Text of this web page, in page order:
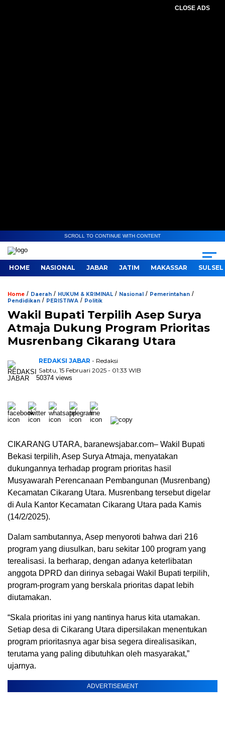
CLOSE ADS
SCROLL TO CONTINUE WITH CONTENT
HOME NASIONAL JABAR JATIM MAKASSAR SULSEL
Home / Daerah / HUKUM & KRIMINAL / Nasional / Pemerintahan /
Pendidikan / PERISTIWA / Politik
Wakil Bupati Terpilih Asep Surya
Atmaja Dukung Program Prioritas
Musrenbang Cikarang Utara
REDAKSI JABAR - Redaksi
Sabtu, 15 Februari 2025 - 01:33 WIB
50374 views
CIKARANG UTARA, baranewsjabar.com– Wakil Bupati
Bekasi terpilih, Asep Surya Atmaja, menyatakan
dukungannya terhadap program prioritas hasil
Musyawarah Perencanaan Pembangunan (Musrenbang)
Kecamatan Cikarang Utara. Musrenbang tersebut digelar
di Aula Kantor Kecamatan Cikarang Utara pada Kamis
(14/2/2025).
Dalam sambutannya, Asep menyoroti bahwa dari 216
program yang diusulkan, baru sekitar 100 program yang
terealisasi. Ia berharap, dengan adanya keterlibatan
anggota DPRD dan dirinya sebagai Wakil Bupati terpilih,
program-program yang berskala prioritas dapat lebih
diutamakan.
“Skala prioritas ini yang nantinya harus kita utamakan.
Setiap desa di Cikarang Utara dipersilakan menentukan
program prioritasnya agar bisa segera direalisasikan,
terutama yang paling dibutuhkan oleh masyarakat,”
ujarnya.
ADVERTISEMENT